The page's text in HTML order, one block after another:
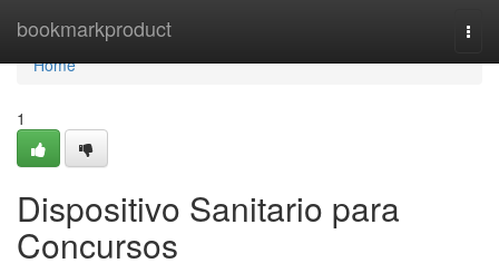
bookmarkproduct
Home
Home
1
Dispositivo Sanitario para
Concursos